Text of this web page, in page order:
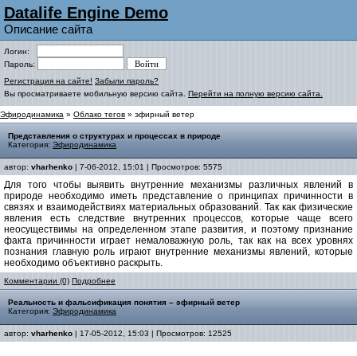
Datalife Engine Demo
Описание сайта
Логин:
Пароль:
Регистрация на сайте! Забыли пароль?
Вы просматриваете мобильную версию сайта. Перейти на полную версию сайта.
Эфиродинамика » Облако тегов » эфирный ветер
Представления о структурах и процессах в природе
Категория: Эфиродинамика
автор: vharhenko | 7-06-2012, 15:01 | Просмотров: 5575
Для того чтобы выявить внутренние механизмы различных явлений в
природе необходимо иметь представление о принципах причинности в
связях и взаимодействиях материальных образований. Так как физические
явления есть следствие внутренних процессов, которые чаще всего
неосуществимы на определенном этапе развития, и поэтому признание
факта причинности играет немаловажную роль, так как на всех уровнях
познания главную роль играют внутренние механизмы явлений, которые
необходимо объективно раскрыть.
Комментарии (0) Подробнее
Реальность и фальсификация понятия – эфирный ветер
Категория: Эфиродинамика
автор: vharhenko | 17-05-2012, 15:03 | Просмотров: 12525